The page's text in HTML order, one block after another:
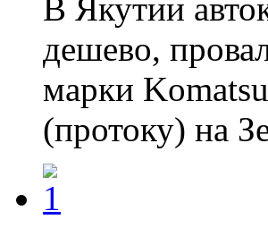
В Якутии
дешево,
марки
(протоку) на